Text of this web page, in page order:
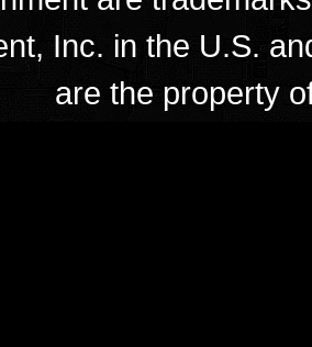
Inc. in the U.S.
are the property